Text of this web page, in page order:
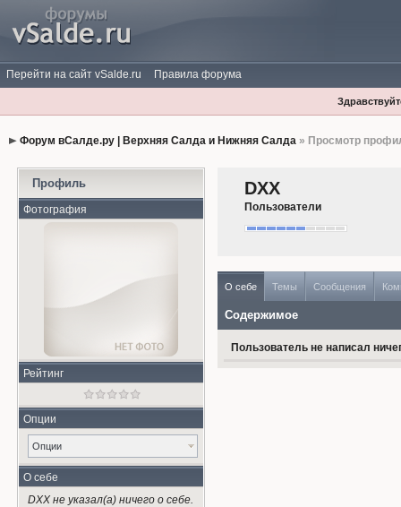
Перейти на сайт vSalde.ru Правила форума
Форум вСалде.ру | Верхняя Салда и Нижняя Салда» Просмотр
Профиль
Фотография
Рейтинг
Опции
Опции
О себе
DXX не указал(а) ничего о себе.
DXX
Пользователи
О себе Темы Сообщения
Содержимое
Пользователь не написал